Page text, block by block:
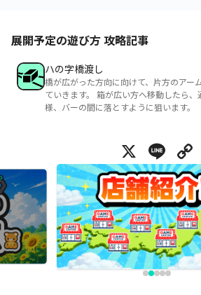
展開予定の遊び方 攻略記事
ハの字橋渡し
橋が広がった方向に向けて、片方のアー
ていきます。 箱が広い方へ移動したら
様、バーの間に落とすように狙います。
X Line